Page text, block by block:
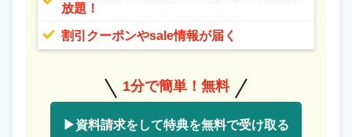
放題！
割引クーポンやsale情報が届く
1分で簡単！無料
▶資料請求をして特典を無料で受け取る